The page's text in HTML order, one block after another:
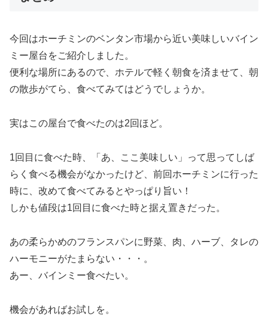
今回はホーチミンのベンタン市場から近い美味しいバイン
ミー屋台をご紹介しました。
便利な場所にあるので、ホテルで軽く朝食を済ませて、朝
の散歩がてら、食べてみてはどうでしょうか。
実はこの屋台で食べたのは2回ほど。
1回目に食べた時、「あ、ここ美味しい」って思ってしば
らく食べる機会がなかったけど、前回ホーチミンに行った
時に、改めて食べてみるとやっぱり旨い！
しかも値段は1回目に食べた時と据え置きだった。
あの柔らかめのフランスパンに野菜、肉、ハーブ、タレの
ハーモニーがたまらない・・・。
あー、バインミー食べたい。
機会があればお試しを。